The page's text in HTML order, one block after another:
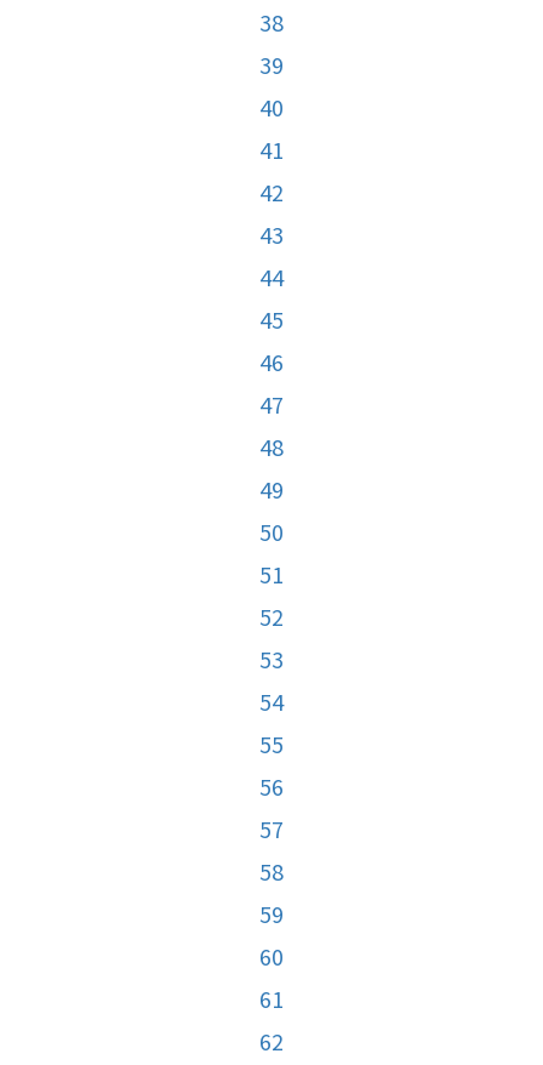
38
39
40
41
42
43
44
45
46
47
48
49
50
51
52
53
54
55
56
57
58
59
60
61
62